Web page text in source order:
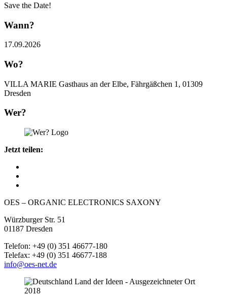
Save the Date!
Wann?
17.09.2026
Wo?
VILLA MARIE Gasthaus an der Elbe, Fährgäßchen 1, 01309
Dresden
Wer?
Jetzt teilen:
OES – ORGANIC ELECTRONICS SAXONY
Würzburger Str. 51
01187 Dresden
Telefon: +49 (0) 351 46677-180
Telefax: +49 (0) 351 46677-188
info@oes-net.de